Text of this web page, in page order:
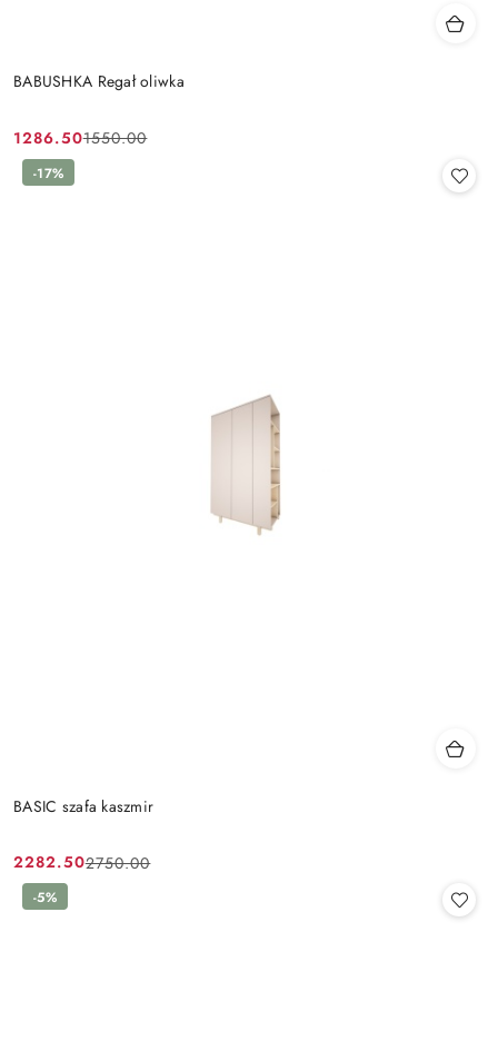
BABUSHKA Regał oliwka
Cena
promocyjna:
1286.50
Cena
przed
1550.00
BASIC szafa kaszmir
Cena
promocyjna:
2282.50
Cena
przed
2750.00
-17%
-5%